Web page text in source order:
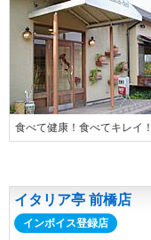
食べて健康！食べてキレイ
イタリア亭 前橋店
インボイス登録店